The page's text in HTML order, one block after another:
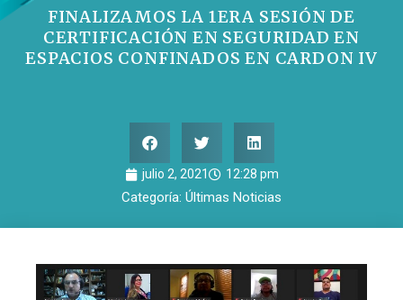
FINALIZAMOS LA 1ERA SESIÓN DE
CERTIFICACIÓN EN SEGURIDAD EN
ESPACIOS CONFINADOS EN CARDON IV
julio 2, 2021 12:28 pm
Categoría: Últimas Noticias